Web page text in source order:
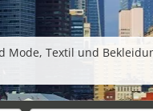
Mode, Textil und